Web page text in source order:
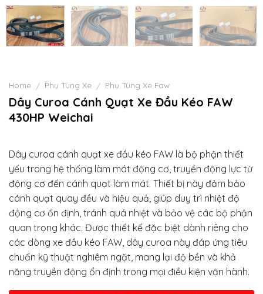
Home / Phụ Tùng Xe / Phụ Tùng Xe Faw
Dây Curoa Cánh Quạt Xe Đầu Kéo FAW
430HP Weichai
Dây curoa cánh quạt xe đầu kéo FAW là bộ phận thiết
yếu trong hệ thống làm mát động cơ, truyền động lực từ
động cơ đến cánh quạt làm mát. Thiết bị này đảm bảo
cánh quạt quay đều và hiệu quả, giúp duy trì nhiệt độ
động cơ ổn định, tránh quá nhiệt và bảo vệ các bộ phận
quan trọng khác. Được thiết kế đặc biệt dành riêng cho
các dòng xe đầu kéo FAW, dây curoa này đáp ứng tiêu
chuẩn kỹ thuật nghiêm ngặt, mang lại độ bền và khả
năng truyền động ổn định trong mọi điều kiện vận hành.